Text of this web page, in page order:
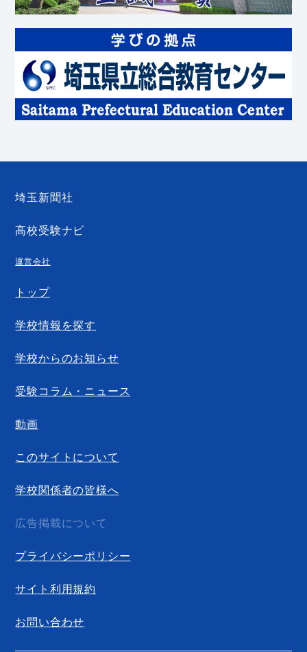
埼玉新聞社
高校受験ナビ
運営会社
トップ
学校情報を探す
学校からのお知らせ
受験コラム・ニュース
動画
このサイトについて
学校関係者の皆様へ
広告掲載について
プライバシーポリシー
サイト利用規約
お問い合わせ